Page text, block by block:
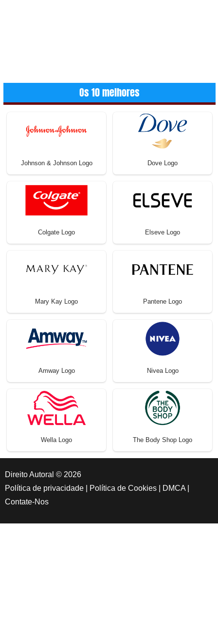
Os 10 melhores
Johnson & Johnson Logo Dove Logo
Colgate Logo Elseve Logo
Mary Kay Logo Pantene Logo
Amway Logo Nivea Logo
Wella Logo The Body Shop Logo
Direito Autoral © 2026
Política de privacidade
Política de Cookies DMCA
Contate-Nos